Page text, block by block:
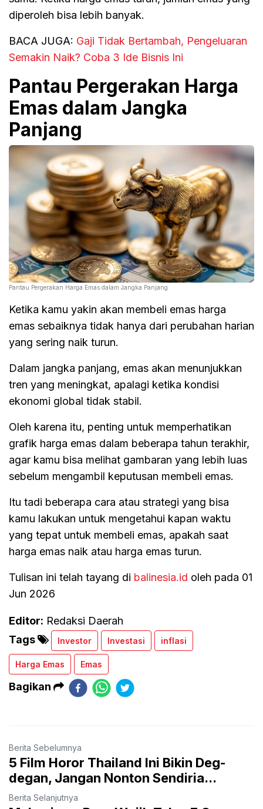
diperoleh bisa lebih banyak.
BACA JUGA: Gaji Tidak Bertambah, Pengeluaran
Semakin Naik? Coba 3 Ide Bisnis Ini
Pantau Pergerakan Harga
Emas dalam Jangka
Panjang
Pantau Pergerakan Harga Emas dalam Jangka Panjang
Ketika kamu yakin akan membeli emas harga
emas sebaiknya tidak hanya dari perubahan harian
yang sering naik turun.
Dalam jangka panjang, emas akan menunjukkan
tren yang meningkat, apalagi ketika kondisi
ekonomi global tidak stabil.
Oleh karena itu, penting untuk memperhatikan
grafik harga emas dalam beberapa tahun terakhir,
agar kamu bisa melihat gambaran yang lebih luas
sebelum mengambil keputusan membeli emas.
Itu tadi beberapa cara atau strategi yang bisa
kamu lakukan untuk mengetahui kapan waktu
yang tepat untuk membeli emas, apakah saat
harga emas naik atau harga emas turun.
Tulisan ini telah tayang di balinesia.id oleh pada 01
Jun 2026
Editor: Redaksi Daerah
Tags
Investor Investasi inflasi
Harga Emas Emas
Bagikan
Berita Sebelumnya
5 Film Horor Thailand Ini Bikin Deg-
degan, Jangan Nonton Sendiria...
Berita Selanjutnya